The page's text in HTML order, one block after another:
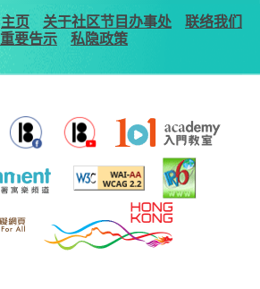
主页 关于社区节目办事处
联络我们
重要告示 私隐政策